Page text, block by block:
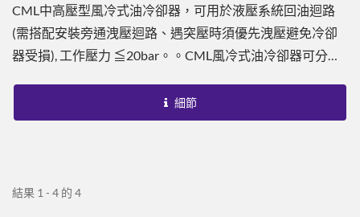
AH1470-CA2/3, AH1428-Ca2/3, AH1680-CA2/3
CML中高壓型風冷式油冷卻器，可用於液壓系統回油迴路
(需搭配安裝旁通洩壓迴路、遇突壓時須優先洩壓避免冷卻
器受損), 工作壓力 ≦20bar。。CML風冷式油冷卻器可分為
計，相較於傳統銅管式或其他型式，提供了每單位最佳換熱
能力，至少為傳統銅管式的10-20倍效果。搭配CML...
細節
結果 1 - 4 的 4